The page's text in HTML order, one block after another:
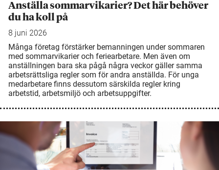
Anställa sommarvikarier? Det här behöver
du ha koll på
8 juni 2026
Många företag förstärker bemanningen under sommaren
med sommarvikarier och feriearbetare. Men även om
anställningen bara ska pågå några veckor gäller samma
arbetsrättsliga regler som för andra anställda. För unga
medarbetare finns dessutom särskilda regler kring
arbetstid, arbetsmiljö och arbetsuppgifter.